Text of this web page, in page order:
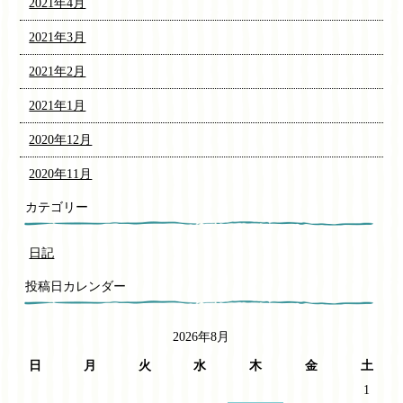
2021年4月
2021年3月
2021年2月
2021年1月
2020年12月
2020年11月
カテゴリー
日記
投稿日カレンダー
2026年8月
日 月 火 水 木 金
土
1